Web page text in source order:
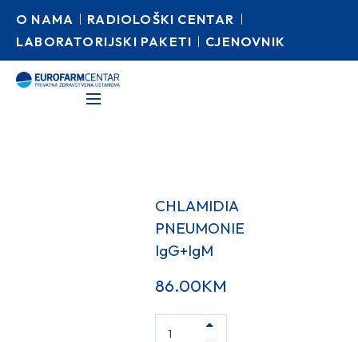
O NAMA
RADIOLOŠKI CENTAR
LABORATORIJSKI PAKETI
CJENOVNIK
CHLAMIDIA
PNEUMONIE
IgG+IgM
86.00KM